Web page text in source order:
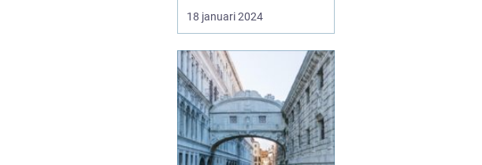
delen av Storbritannien,
har länge fascinerat
spektakulära natur,
historiska sevärdheter
och unika kultur. Att
flyga till Skottland är ett
populärt val fö...
18 januari 2024